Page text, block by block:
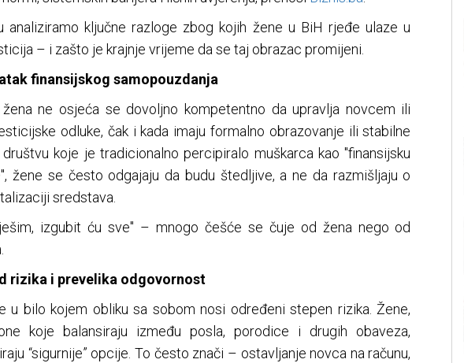
analiziramo ključne razloge zbog kojih žene u BiH rjeđe ulaze u
– i zašto je krajnje vrijeme da se taj obrazac promijeni.
finansijskog samopouzdanja
ne osjeća se dovoljno kompetentno da upravlja novcem ili
odluke, čak i kada imaju formalno obrazovanje ili stabilne
koje je tradicionalno percipiralo muškarca kao "finansijsku
žene se često odgajaju da budu štedljive, a ne da razmišljaju o
sredstava.
izgubit ću sve" – mnogo češće se čuje od žena nego od
rizika i prevelika odgovornost
u bilo kojem obliku sa sobom nosi određeni stepen rizika. Žene,
koje balansiraju između posla, porodice i drugih obaveza,
“sigurnije” opcije. To često znači – ostavljanje novca na računu,